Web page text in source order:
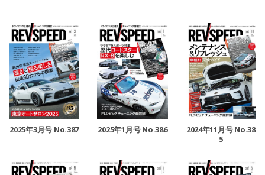
2025年3月号 No.387 2025年1月号 No.386
2024年11月号 No.38
5